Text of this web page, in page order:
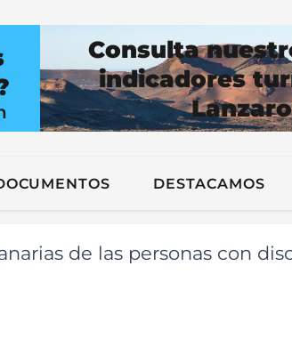
Consulta
indicadores
DESTACAMOS
de las personas con